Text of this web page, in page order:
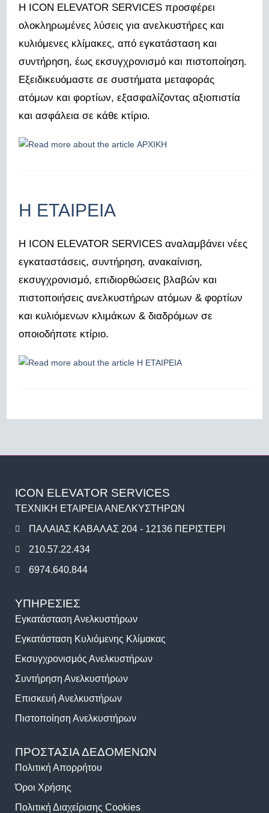
Η ICON ELEVATOR SERVICES προσφέρει
ολοκληρωμένες λύσεις για ανελκυστήρες και
κυλιόμενες κλίμακες, από εγκατάσταση και
συντήρηση, έως εκσυγχρονισμό και πιστοποίηση.
Εξειδικευόμαστε σε συστήματα μεταφοράς
ατόμων και φορτίων, εξασφαλίζοντας αξιοπιστία
και ασφάλεια σε κάθε κτίριο.
Η ΕΤΑΙΡΕΙΑ
Η ICON ELEVATOR SERVICES αναλαμβάνει νέες
εγκαταστάσεις, συντήρηση, ανακαίνιση,
εκσυγχρονισμό, επιδιορθώσεις βλαβών και
πιστοποιήσεις ανελκυστήρων ατόμων & φορτίων
και κυλιόμενων κλιμάκων & διαδρόμων σε
οποιοδήποτε κτίριο.
ICON ELEVATOR SERVICES
ΤΕΧΝΙΚΗ ΕΤΑΙΡΕΙΑ ΑΝΕΛΚΥΣΤΗΡΩΝ
ΠΑΛΑΙΑΣ ΚΑΒΑΛΑΣ 204 - 12136 ΠΕΡΙΣΤΕΡΙ
210.57.22.434
6974.640.844
ΥΠΗΡΕΣΙΕΣ
Εγκατάσταση Ανελκυστήρων
Εγκατάσταση Κυλιόμενης Κλίμακας
Εκσυγχρονισμός Ανελκυστήρων
Συντήρηση Ανελκυστήρων
Επισκευή Ανελκυστήρων
Πιστοποίηση Ανελκυστήρων
ΠΡΟΣΤΑΣΙΑ ΔΕΔΟΜΕΝΩΝ
Πολιτική Απορρήτου
Όροι Χρήσης
Πολιτική Διαχείρισης Cookies